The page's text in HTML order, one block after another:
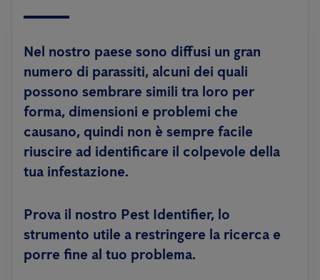
Nel nostro paese sono diffusi un gran
numero di parassiti, alcuni dei quali
possono sembrare simili tra loro per
forma, dimensioni e problemi che
causano, quindi non è sempre facile
riuscire ad identificare il colpevole della
tua infestazione.
Prova il nostro Pest Identifier, lo
strumento utile a restringere la ricerca e
porre fine al tuo problema.